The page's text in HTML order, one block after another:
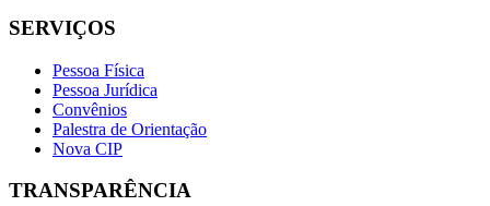
SERVIÇOS
Pessoa Física
Pessoa Jurídica
Convênios
Palestra de Orientação
Nova CIP
TRANSPARÊNCIA